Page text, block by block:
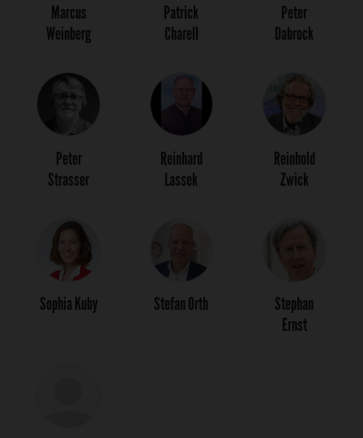
Marcus
Weinberg
Patrick
Charell
Peter
Dabrock
Peter
Strasser
Reinhard
Lassek
Reinhold
Zwick
Sophia Kuby Stefan Orth
Stephan
Ernst